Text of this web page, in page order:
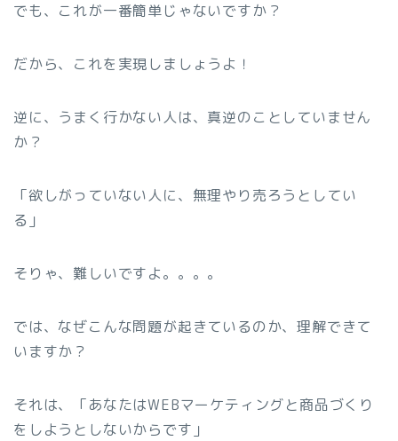
でも、これが一番簡単じゃないですか？
だから、これを実現しましょうよ！
逆に、うまく行かない人は、真逆のことしていません
か？
「欲しがっていない人に、無理やり売ろうとしてい
る」
そりゃ、難しいですよ。。。。
では、なぜこんな問題が起きているのか、理解できて
いますか？
それは、「あなたはWEBマーケティングと商品づくり
をしようとしないからです」